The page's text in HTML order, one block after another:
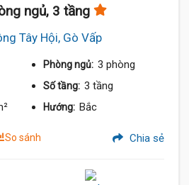
ngủ, 3 tầng
Tây Hội, Gò Vấp
Phòng ngủ: 3 phòng
Số tầng: 3 tầng
Hướng: Bắc
So sánh Chia sẻ